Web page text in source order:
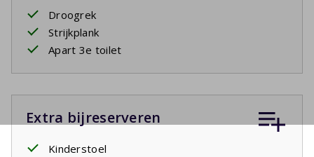
Droogrek
Strijkplank
Apart 3e toilet
Extra bijreserveren
Kinderstoel